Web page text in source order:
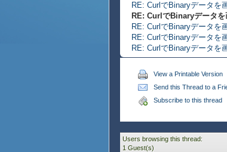
RE: CurlでBinaryデータを
RE: CurlでBinaryデータを
RE: CurlでBinaryデータを
RE: CurlでBinaryデータを
RE: CurlでBinaryデータを
View a Printable Version
Send this Thread to a
Subscribe to this thread
Users browsing this thread:
1 Guest(s)